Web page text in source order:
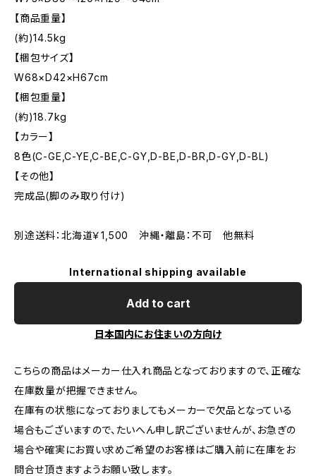
【商品重量】
(約)14.5kg
【梱包サイズ】
W68×D42×H67cm
【梱包重量】
(約)18.7kg
【カラー】
8色(C-GE,C-YE,C-BE,C-GY,D-BE,D-BR,D-GY,D-BL)
【その他】
完成品(脚のみ取り付け)
別途送料：北海道￥1,500 沖縄・離島：不可 他無料
International shipping available
Add to cart
日本国内にお住まいの方向け
こちらの商品はメーカー仕入れ商品となっておりますので、正確な
在庫数量が把握できません。
在庫有の状態になっておりましてもメーカーで欠品となっている
場合もございますので、たいへん申し訳ございませんが、お急ぎの
場合や確実にお買い求めご希望のお客様はご購入前に在庫をお
問合せ頂きますようお願い致します。